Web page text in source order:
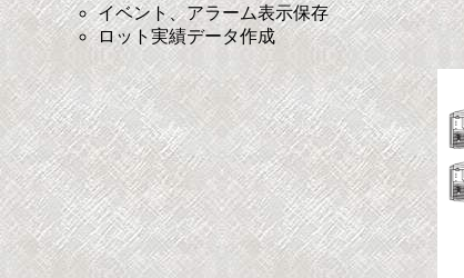
イベント、アラーム表示保存
ロット実績データ作成